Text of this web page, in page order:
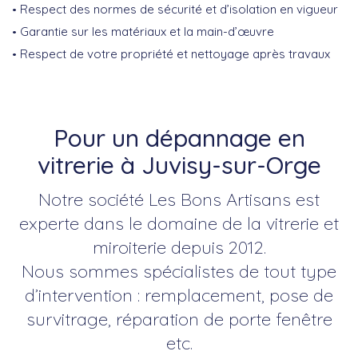
Respect des normes de sécurité et d’isolation en vigueur
Garantie sur les matériaux et la main-d’œuvre
Respect de votre propriété et nettoyage après travaux
Pour un dépannage en
vitrerie à Juvisy-sur-Orge
Notre société Les Bons Artisans est
experte dans le domaine de la vitrerie et
miroiterie depuis 2012.
Nous sommes spécialistes de tout type
d’intervention : remplacement, pose de
survitrage, réparation de porte fenêtre
etc.